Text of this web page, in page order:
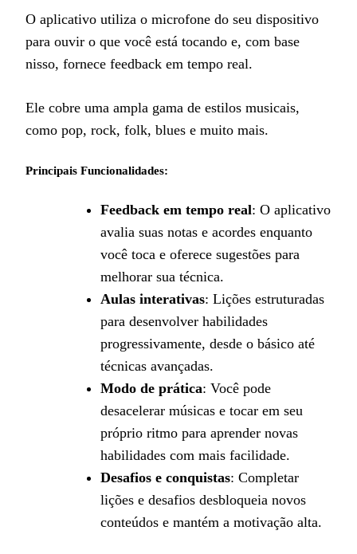
O aplicativo utiliza o microfone do seu dispositivo
para ouvir o que você está tocando e, com base
nisso, fornece feedback em tempo real.
Ele cobre uma ampla gama de estilos musicais,
como pop, rock, folk, blues e muito mais.
Principais Funcionalidades:
Feedback em tempo real: O aplicativo
avalia suas notas e acordes enquanto
você toca e oferece sugestões para
melhorar sua técnica.
Aulas interativas: Lições estruturadas
para desenvolver habilidades
progressivamente, desde o básico até
técnicas avançadas.
Modo de prática: Você pode
desacelerar músicas e tocar em seu
próprio ritmo para aprender novas
habilidades com mais facilidade.
Desafios e conquistas: Completar
lições e desafios desbloqueia novos
conteúdos e mantém a motivação alta.